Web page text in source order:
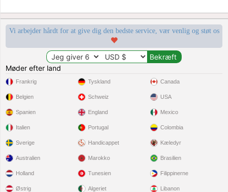
Vi arbejder hårdt for at give dig den bedste service, vær venlig og støt os
Møder efter land
Frankrig
Belgien
Spanien
Italien
Sverige
Tyskland
Schweiz
England
Portugal
Handicappet
Canada
USA
Mexico
Colombia
Kæledyr
Australien
Holland
Østrig
Marokko
Tunesien
Algeriet
Brasilien
Filippinerne
Libanon